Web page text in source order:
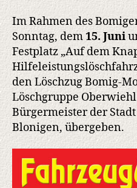
Im Rahmen des
Sonntag, dem15. Juni
Festplatz „Auf dem
den Löschzug Bomig-
Löschgruppe
Bürgermeister der
Blonigen, übergeben.